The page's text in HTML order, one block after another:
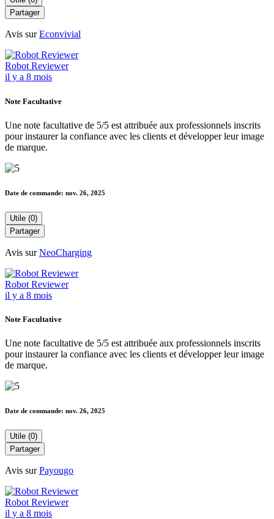
Partager
Avis surEconvivial
Robot Reviewer
il y a 8 mois
Note Facultative
Une note facultative de 5/5 est attribuée aux professionnels inscrits
pour instaurer la confiance avec les clients et développer leur image
de marque.
Date de commande: nov. 26, 2025
Utile (0)
Partager
Avis surNeoCharging
Robot Reviewer
il y a 8 mois
Note Facultative
Une note facultative de 5/5 est attribuée aux professionnels inscrits
pour instaurer la confiance avec les clients et développer leur image
de marque.
Date de commande: nov. 26, 2025
Utile (0)
Partager
Avis surPayougo
Robot Reviewer
il y a 8 mois